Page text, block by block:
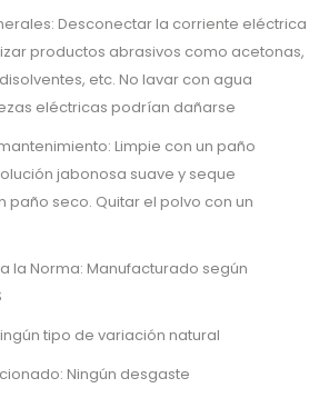
Desconectar la corriente eléctrica
productos abrasivos como acetonas,
etc. No lavar con agua
eléctricas podrían dañarse
Limpie con un paño
jabonosa suave y seque
paño seco. Quitar el polvo con un
la Norma: Manufacturado según
tipo de variación natural
Ningún desgaste